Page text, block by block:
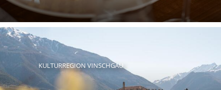
KULTURREGION VINSCHGAU